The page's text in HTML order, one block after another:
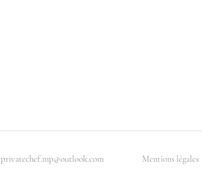
privatechef.mp@outlook.com Mentions légales